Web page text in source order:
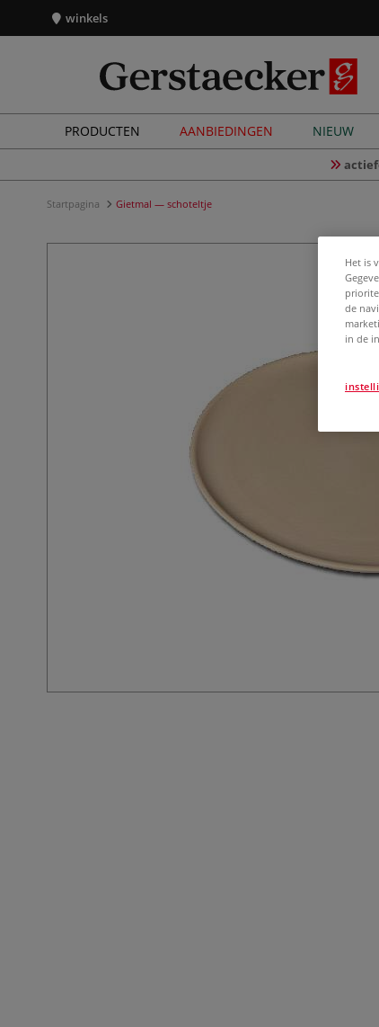
winkels
PRODUCTEN AANBIEDINGEN NIEUW
Startpagina Gietmal — schoteltje
Het is
de
in de